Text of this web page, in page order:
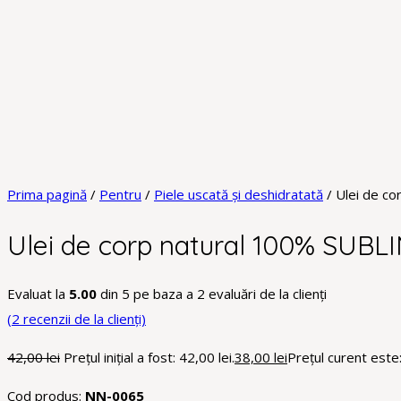
Prima pagină / Pentru / Piele uscată și deshidratată / Ulei de
Ulei de corp natural 100%
Evaluat la 5.00 din 5 pe baza a 2 evaluări de la clienți
(2 recenzii de la clienți)
42,00lei Prețul inițial a fost: 42,00 lei.38,00 leiPrețul curent
Cod produs: NN-0065